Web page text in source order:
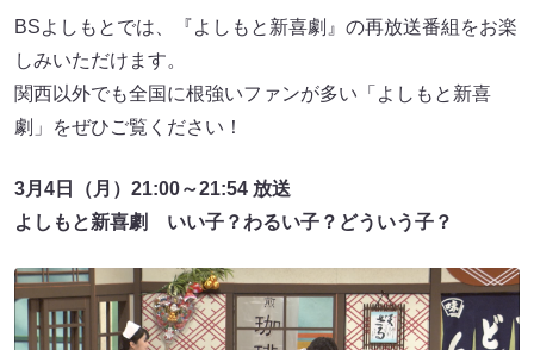
BSよしもとでは、『よしもと新喜劇』の再放送番組をお楽
しみいただけます。
関西以外でも全国に根強いファンが多い「よしもと新喜
劇」をぜひご覧ください！
3月4日（月）21:00～21:54 放送
よしもと新喜劇 いい子？わるい子？どういう子？